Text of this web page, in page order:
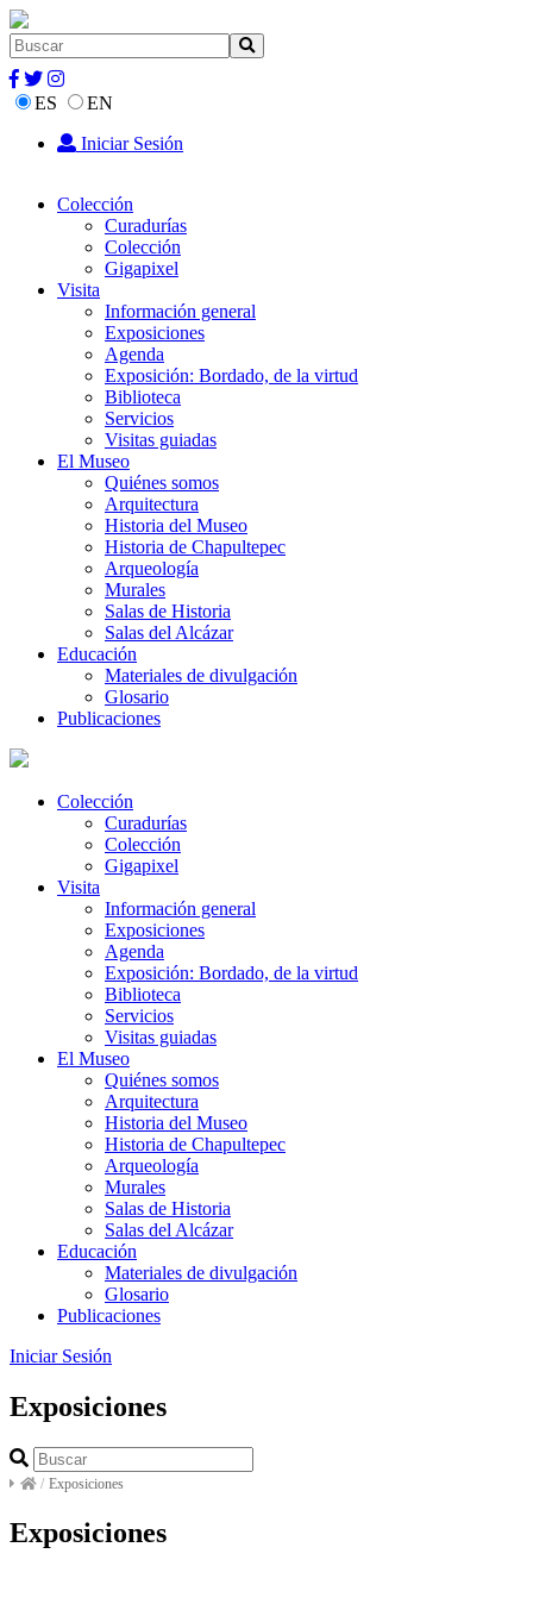
ES
EN
Iniciar Sesión
Colección
Curadurías
Colección
Gigapixel
Visita
Información general
Exposiciones
Agenda
Exposición: Bordado, de la virtud
Biblioteca
Servicios
Visitas guiadas
El Museo
Quiénes somos
Arquitectura
Historia del Museo
Historia de Chapultepec
Arqueología
Murales
Salas de Historia
Salas del Alcázar
Educación
Materiales de divulgación
Glosario
Publicaciones
Colección
Curadurías
Colección
Gigapixel
Visita
Información general
Exposiciones
Agenda
Exposición: Bordado, de la virtud
Biblioteca
Servicios
Visitas guiadas
El Museo
Quiénes somos
Arquitectura
Historia del Museo
Historia de Chapultepec
Arqueología
Murales
Salas de Historia
Salas del Alcázar
Educación
Materiales de divulgación
Glosario
Publicaciones
Iniciar Sesión
Exposiciones
/ Exposiciones
Exposiciones